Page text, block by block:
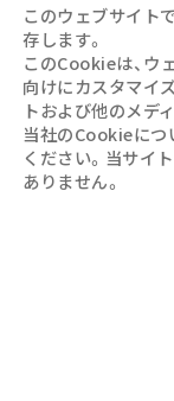
このウェブサイト
存します。
このCookieは、ウ
向けにカスタマイ
トおよび他のメデ
当社のCookieにつ
ください。当サイ
ありません。